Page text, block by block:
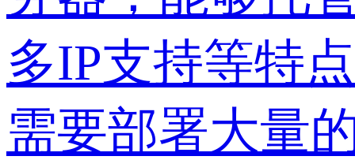
多IP支持等特
需要部署大量